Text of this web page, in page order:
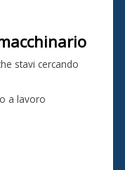
stavi cercando
a lavoro